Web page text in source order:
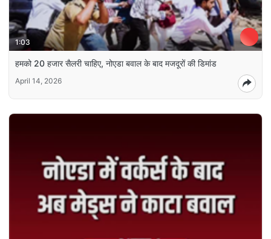
1:03
हमको 20 हजार सैलरी चाहिए, नोएडा बवाल के बाद मजदूरों की डिमांड
April 14, 2026